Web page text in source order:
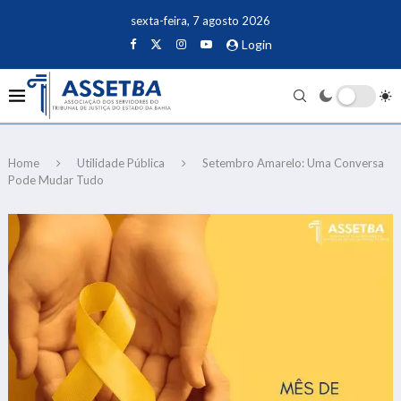
sexta-feira, 7 agosto 2026
Login
Home Utilidade Pública
Setembro Amarelo: Uma Conversa
Pode Mudar Tudo